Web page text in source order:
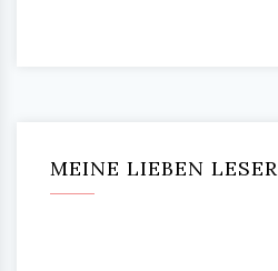
MEINE LIEBEN LESER